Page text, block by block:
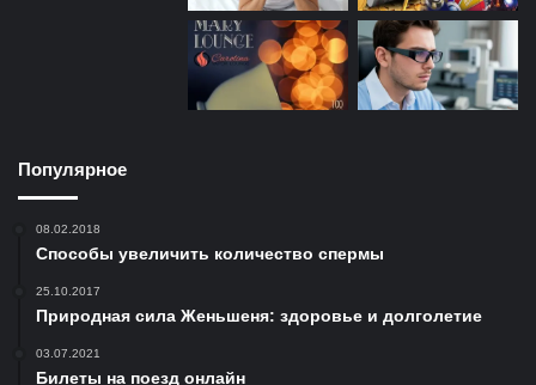
Популярное
08.02.2018
Способы увеличить количество спермы
25.10.2017
Природная сила Женьшеня: здоровье и долголетие
03.07.2021
Билеты на поезд онлайн